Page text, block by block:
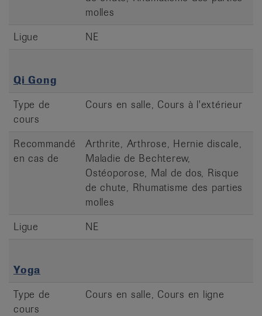
molles
Ligue
NE
Qi Gong
Type de
cours
Cours en salle, Cours à l'extérieur
Recommandé
en cas de
Arthrite, Arthrose, Hernie discale,
Maladie de Bechterew,
Ostéoporose, Mal de dos, Risque
de chute, Rhumatisme des parties
molles
Ligue
NE
Yoga
Type de
cours
Cours en salle, Cours en ligne